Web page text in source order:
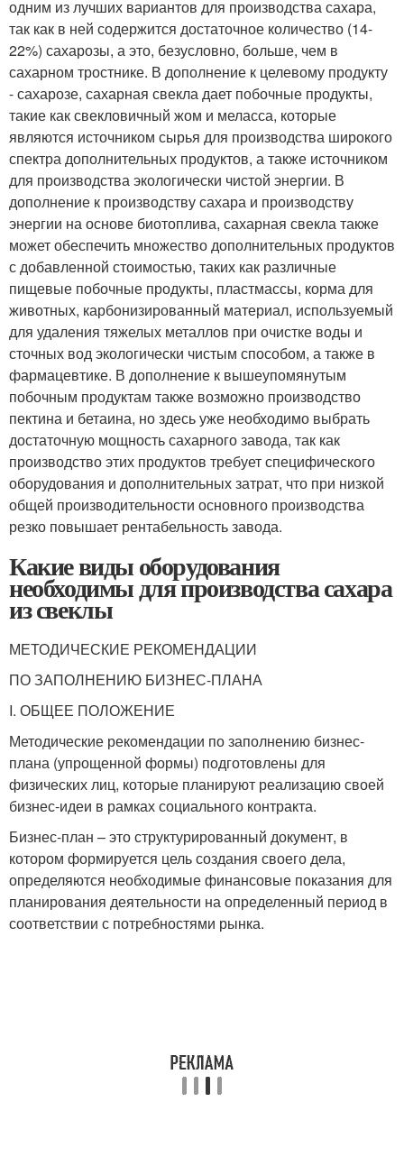
одним из лучших вариантов для производства сахара,
так как в ней содержится достаточное количество (14-
22%) сахарозы, а это, безусловно, больше, чем в
сахарном тростнике. В дополнение к целевому продукту
- сахарозе, сахарная свекла дает побочные продукты,
такие как свекловичный жом и меласса, которые
являются источником сырья для производства широкого
спектра дополнительных продуктов, а также источником
для производства экологически чистой энергии. В
дополнение к производству сахара и производству
энергии на основе биотоплива, сахарная свекла также
может обеспечить множество дополнительных продуктов
с добавленной стоимостью, таких как различные
пищевые побочные продукты, пластмассы, корма для
животных, карбонизированный материал, используемый
для удаления тяжелых металлов при очистке воды и
сточных вод экологически чистым способом, а также в
фармацевтике. В дополнение к вышеупомянутым
побочным продуктам также возможно производство
пектина и бетаина, но здесь уже необходимо выбрать
достаточную мощность сахарного завода, так как
производство этих продуктов требует специфического
оборудования и дополнительных затрат, что при низкой
общей производительности основного производства
резко повышает рентабельность завода.
Какие виды оборудования
необходимы для производства сахара
из свеклы
МЕТОДИЧЕСКИЕ РЕКОМЕНДАЦИИ
ПО ЗАПОЛНЕНИЮ БИЗНЕС-ПЛАНА
I. ОБЩЕЕ ПОЛОЖЕНИЕ
Методические рекомендации по заполнению бизнес-
плана (упрощенной формы) подготовлены для
физических лиц, которые планируют реализацию своей
бизнес-идеи в рамках социального контракта.
Бизнес-план – это структурированный документ, в
котором формируется цель создания своего дела,
определяются необходимые финансовые показания для
планирования деятельности на определенный период в
соответствии с потребностями рынка.